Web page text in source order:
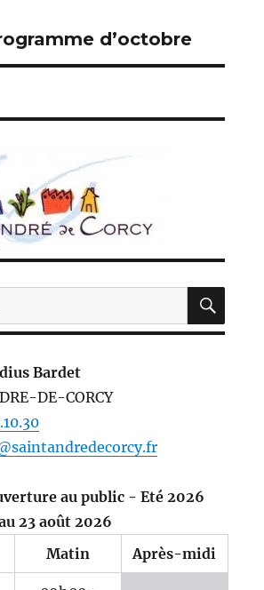
d’octobre
Bardet
DE-CORCY
au public - Eté 2026
23 août 2026
Matin
Après-midi